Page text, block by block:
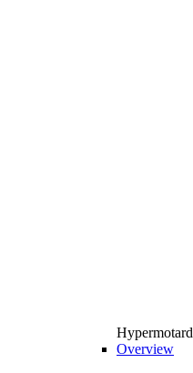
Hypermotard
Overview